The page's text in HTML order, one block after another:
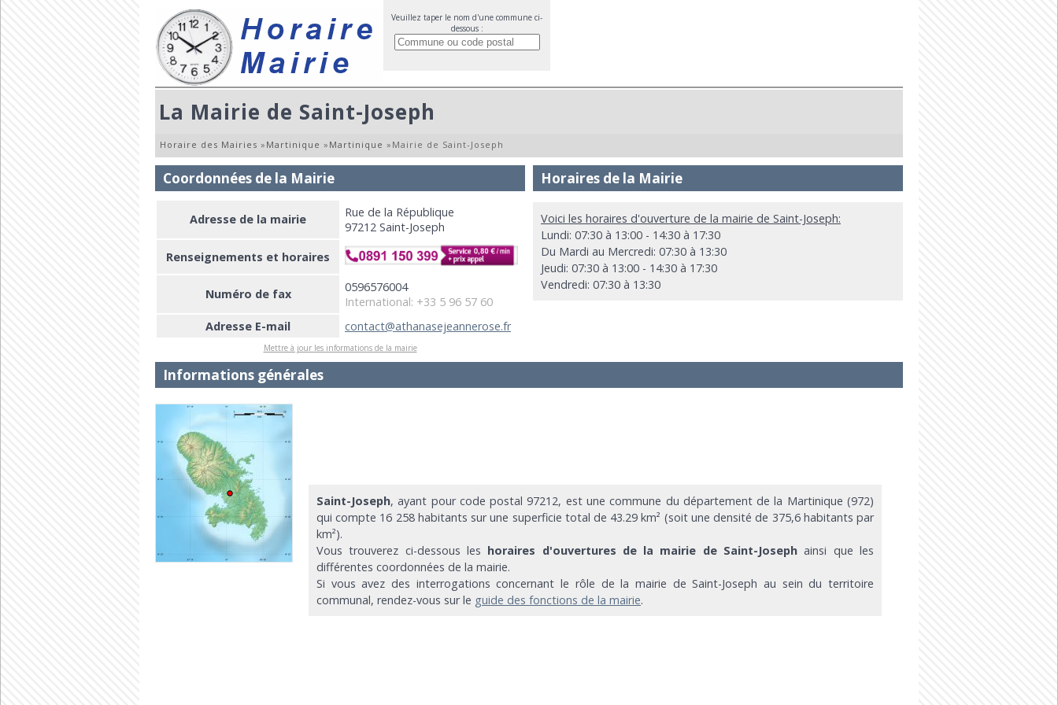
Veuillez taper le nom d'une commune ci-
dessous :
La Mairie de Saint-Joseph
Horaire des Mairies » Martinique » Martinique » Mairie de Saint-Joseph
Coordonnées de la Mairie
Adresse de la mairie
Rue de la République
97212 Saint-Joseph
Renseignements et horaires
Numéro de fax
0596576004
International: +33 5 96 57 60
Adresse E-mail
contact@athanasejeannerose.fr
Mettre à jour les informations de la mairie
Horaires de la Mairie
Voici les horaires d'ouverture de la mairie de Saint-Joseph:
Lundi: 07:30 à 13:00 - 14:30 à 17:30
Du Mardi au Mercredi: 07:30 à 13:30
Jeudi: 07:30 à 13:00 - 14:30 à 17:30
Vendredi: 07:30 à 13:30
Informations générales
Saint-Joseph, ayant pour code postal 97212, est une commune du département de la Martinique (972)
qui compte 16 258 habitants sur une superficie total de 43.29 km² (soit une densité de 375,6 habitants par
km²).
Vous trouverez ci-dessous les horaires d'ouvertures de la mairie de Saint-Joseph ainsi que les
différentes coordonnées de la mairie.
Si vous avez des interrogations concernant le rôle de la mairie de Saint-Joseph au sein du territoire
communal, rendez-vous sur le guide des fonctions de la mairie.